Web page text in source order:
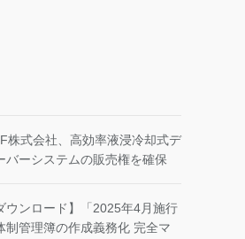
株式会社、高効率液浸冷却式デ
バーシステムの販売権を確保
ウンロード】「2025年4月施行
制管理簿の作成義務化 完全マ